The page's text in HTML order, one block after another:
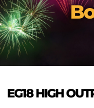
EG18 HIGH